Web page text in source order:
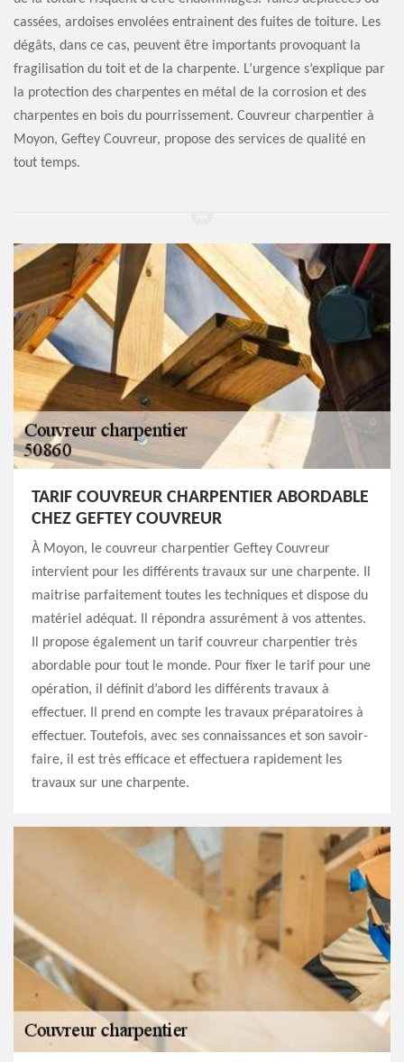
cassées, ardoises envolées entrainent des fuites de toiture. Les
dégâts, dans ce cas, peuvent être importants provoquant la
fragilisation du toit et de la charpente. L’urgence s’explique par
la protection des charpentes en métal de la corrosion et des
charpentes en bois du pourrissement. Couvreur charpentier à
Moyon, Geftey Couvreur, propose des services de qualité en
tout temps.
TARIF COUVREUR CHARPENTIER ABORDABLE
CHEZ GEFTEY COUVREUR
À Moyon, le couvreur charpentier Geftey Couvreur
intervient pour les différents travaux sur une charpente. Il
maitrise parfaitement toutes les techniques et dispose du
matériel adéquat. Il répondra assurément à vos attentes.
Il propose également un tarif couvreur charpentier très
abordable pour tout le monde. Pour fixer le tarif pour une
opération, il définit d’abord les différents travaux à
effectuer. Il prend en compte les travaux préparatoires à
effectuer. Toutefois, avec ses connaissances et son savoir-
faire, il est très efficace et effectuera rapidement les
travaux sur une charpente.